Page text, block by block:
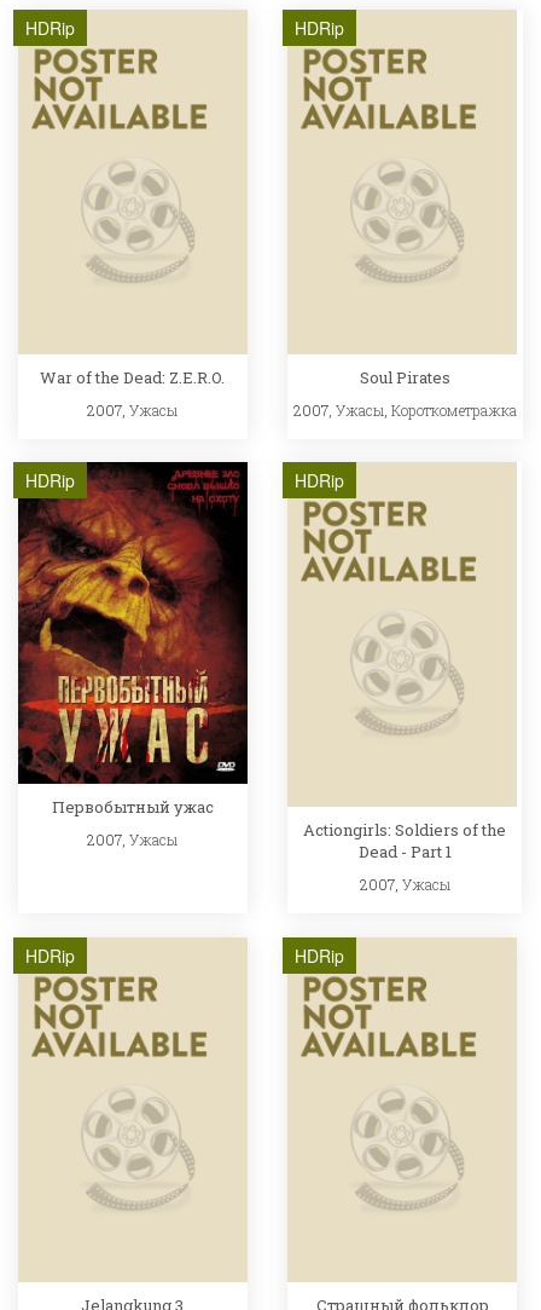
HDRip
War of the Dead: Z.E.R.O.
2007,Ужасы
HDRip
Soul Pirates
2007,Ужасы ,Короткометражка
HDRip
Первобытный ужас
2007,Ужасы
HDRip
Actiongirls: Soldiers of the
Dead - Part 1
2007, Ужасы
HDRip
Jelangkung 3
HDRip
Страшный фольклор